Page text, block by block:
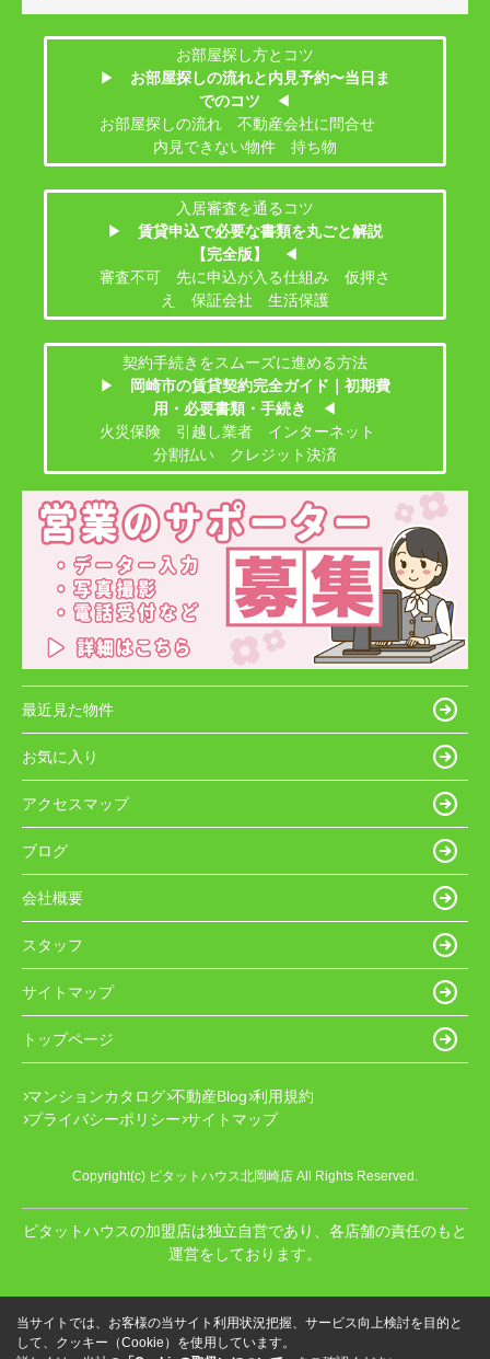
お部屋探し方とコツ
▶
お部屋探しの流れと内見予約〜当日ま
でのコツ
◀
お部屋探しの流れ 不動産会社に問合せ
内見できない物件 持ち物
入居審査を通るコツ
▶
賃貸申込で必要な書類を丸ごと解説
【完全版】
◀
審査不可 先に申込が入る仕組み 仮押さ
え 保証会社 生活保護
契約手続きをスムーズに進める方法
▶
岡崎市の賃貸契約完全ガイド｜初期費
用・必要書類・手続き
◀
火災保険 引越し業者 インターネット
分割払い クレジット決済
最近見た物件
お気に入り
アクセスマップ
ブログ
会社概要
スタッフ
サイトマップ
トップページ
マンションカタログ 不動産Blog 利用規約
プライバシーポリシー サイトマップ
Copyright(c) ピタットハウス北岡崎店 All Rights Reserved.
ピタットハウスの加盟店は独立自営であり、各店舗の責任のもと
運営をしております。
当サイトでは、お客様の当サイト利用状況把握、サービス向上検討を目的と
して、クッキー（Cookie）を使用しています。